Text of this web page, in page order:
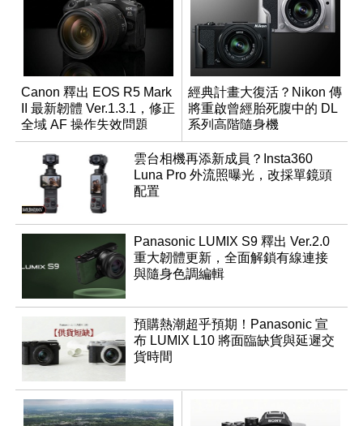
Canon 釋出 EOS R5 Mark
II 最新韌體 Ver.1.3.1，修正
全域 AF 操作失效問題
經典計畫大復活？Nikon 傳
將重啟曾經胎死腹中的 DL
系列高階隨身機
雲台相機再添新成員？Insta360
Luna Pro 外流照曝光，改採單鏡頭
配置
Panasonic LUMIX S9 釋出 Ver.2.0
重大韌體更新，全面解鎖有線連接
與隨身色調編輯
預購熱潮超乎預期！Panasonic 宣
布 LUMIX L10 將面臨缺貨與延遲交
貨時間